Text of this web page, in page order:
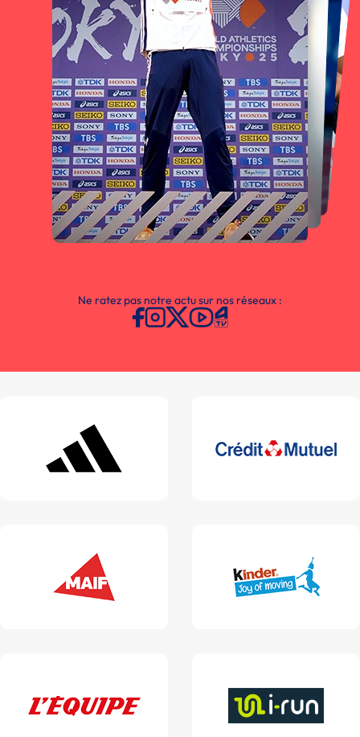
Ne ratez pas notre actu sur nos réseaux :